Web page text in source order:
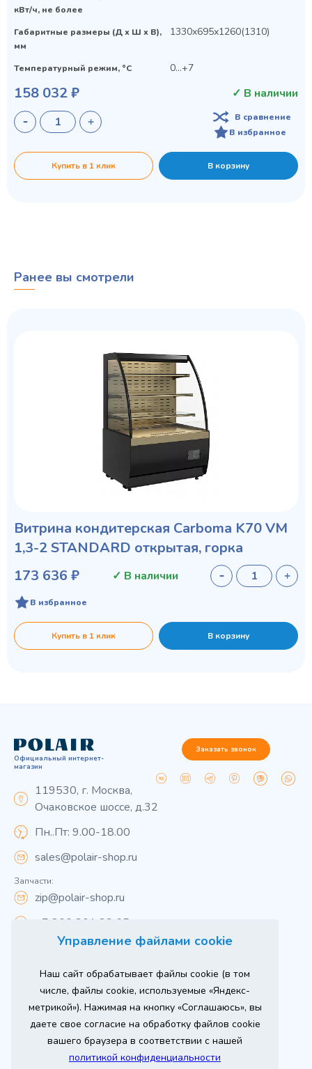
Управление файлами cookie
Наш сайт обрабатывает файлы cookie (в том
числе, файлы cookie, используемые «Яндекс-
метрикой»). Нажимая на кнопку «Соглашаюсь», вы
даете свое согласие на обработку файлов cookie
вашего браузера в соответствии с нашей
политикой конфиденциальности
кВт/ч, не более
Габаритные размеры (Д х Ш х В),
мм
1330х695х1260(1310)
Температурный режим, °C 0...+7
158 032 ₽ ✓ В наличии
В сравнение
В избранное
Купить в 1 клик В корзину
Ранее вы смотрели
Витрина кондитерская Carboma K70 VM
1,3-2 STANDARD открытая, горка
173 636 ₽
✓ В наличии
В избранное
Купить в 1 клик В корзину
Официальный интернет-
магазин
119530, г. Москва,
Очаковское шоссе, д.32
Пн..Пт: 9.00-18.00
sales@polair-shop.ru
Запчасти:
zip@polair-shop.ru
+7 800 301 33 65
Заказать звонок
Вся информация на сайте о товарах носит
справочный характер и не является публичной
офертой в соответствии с пунктом 2 статьи 437 ГК РФ.
Для получения подробной информации о наличии и
стоимости указанных товаров и (или) услуг,
пожалуйста, обращайтесь к менеджеру сайта по
телефону
При использовании материалов сайта ссылка